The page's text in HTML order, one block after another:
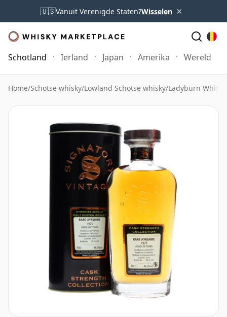
🇺🇸Vanuit Verenigde Staten?Wisselen ×
Schotland Ierland Japan Amerika Wereld
Home/Schotse whisky/Lowland Schotse whisky/Ladyburn Whisky